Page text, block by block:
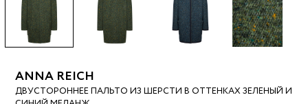
ANNA REICH
ДВУСТОРОННЕЕ ПАЛЬТО ИЗ ШЕРСТИ В ОТТЕНКАХ ЗЕЛЕНЫЙ И